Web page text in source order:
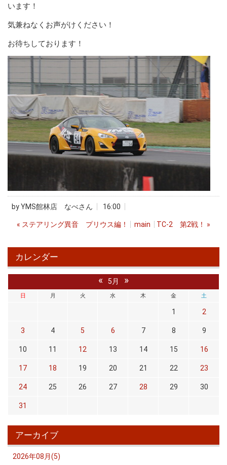
います！
気兼ねなくお声がけください！
お待ちしております！
byYMS館林店 なべさん 16:00
« ステアリング異音 プリウス編！ main TC-2 第2戦！ »
カレンダー
« 5月 »
日 月 火 水 木 金 土
1 2
3 4 5 6 7 8 9
10 11 12 13 14 15 16
17 18 19 20 21 22 23
24 25 26 27 28 29 30
31
アーカイブ
2026年08月(5)